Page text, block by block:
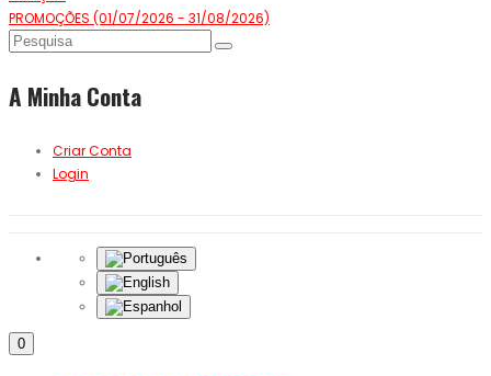
PROMOÇÕES (01/07/2026 - 31/08/2026)
A Minha Conta
Criar Conta
Login
0